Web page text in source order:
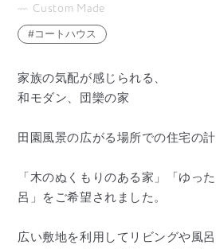
Custom Made
コートハウス
家族の気配が感じられる、
和モダン、団欒の家
田園風景の広がる場所での住宅の計
「木のぬくもりのある家」「ゆっ
呂」をご希望されました。
広い敷地を利用してリビングや風